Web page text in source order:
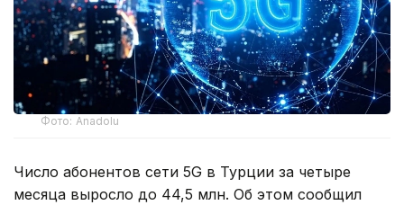
Фото: Anadolu
Число абонентов сети 5G в Турции за четыре
месяца выросло до 44,5 млн. Об этом сообщил